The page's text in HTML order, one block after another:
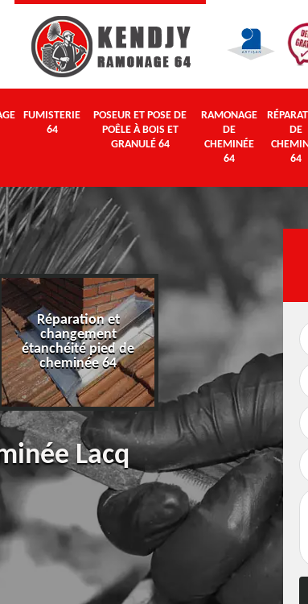
FUMISTERIE
64
POSEUR ET POSE DE
POÊLE À BOIS ET
GRANULÉ 64
RAMONAGE
DE
CHEMINÉE
64
DE
64
Réparation et
changement
étanchéité pied de
cheminée 64
Ramonage 64
Lacq